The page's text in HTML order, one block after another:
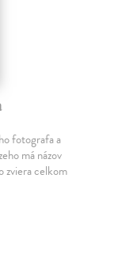
fotografa a
má názov
zviera celkom